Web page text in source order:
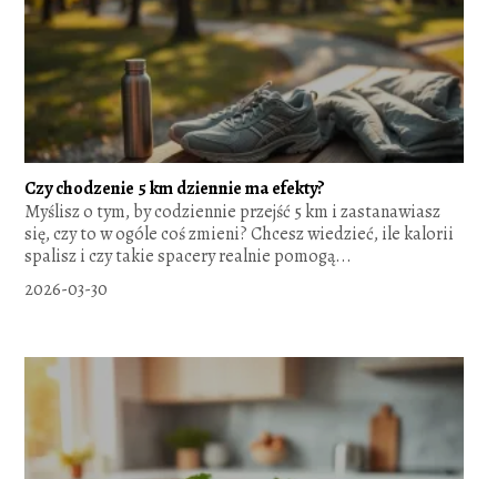
Czy chodzenie 5 km dziennie ma efekty?
Myślisz o tym, by codziennie przejść 5 km i zastanawiasz
się, czy to w ogóle coś zmieni? Chcesz wiedzieć, ile kalorii
spalisz i czy takie spacery realnie pomogą...
2026-03-30